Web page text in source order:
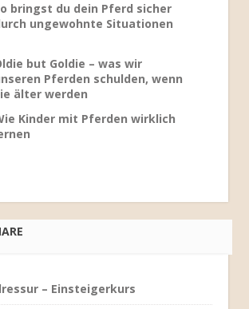
bringst du dein Pferd sicher
ungewohnte Situationen
but Goldie – was wir
Pferden schulden, wenn
älter werden
Kinder mit Pferden wirklich
– Einsteigerkurs